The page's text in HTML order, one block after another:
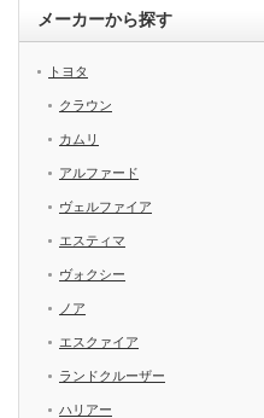
メーカーから探す
トヨタ
クラウン
カムリ
アルファード
ヴェルファイア
エスティマ
ヴォクシー
ノア
エスクァイア
ランドクルーザー
ハリアー